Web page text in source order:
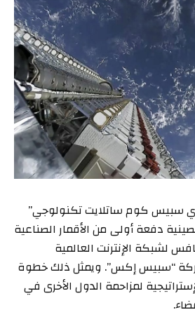
سبيس كوم ساتلايت تكنولوجي”
دفعة أولى من الأقمار الصناعية
لشبكة الإنترنت العالمية
“سبيس إكس”. ويمثل ذلك خطوة
لمزاحمة الدول الأخرى في